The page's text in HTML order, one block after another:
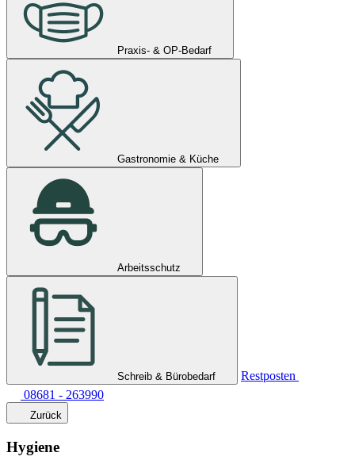
Praxis- & OP-Bedarf
Gastronomie & Küche
Arbeitsschutz
Schreib & Bürobedarf
Restposten
08681 - 263990
Zurück
Hygiene